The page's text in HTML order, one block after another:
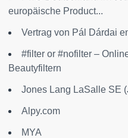
europäische Product...
Vertrag von Pál Dárdai
#filter or #nofilter –
Beautyfiltern
Jones Lang LaSalle SE
Alpy.com
MYA